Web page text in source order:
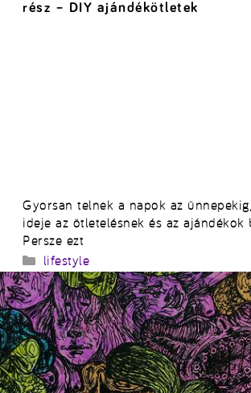
rész – DIY ajándékötletek
Gyorsan telnek a napok az
ideje az ötletelésnek és az ajándékok
Persze ezt
Kategória
lifestyle